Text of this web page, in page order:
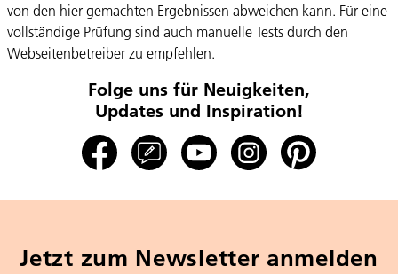
von den hier gemachten Ergebnissen abweichen kann. Für eine
vollständige Prüfung sind auch manuelle Tests durch den
Webseitenbetreiber zu empfehlen.
Folge uns für Neuigkeiten,
Updates und Inspiration!
Jetzt zum Newsletter anmelden